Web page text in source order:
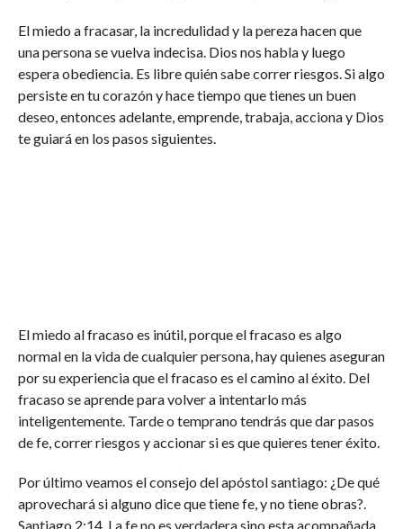
El miedo a fracasar, la incredulidad y la pereza hacen que
una persona se vuelva indecisa. Dios nos habla y luego
espera obediencia. Es libre quién sabe correr riesgos. Si algo
persiste en tu corazón y hace tiempo que tienes un buen
deseo, entonces adelante, emprende, trabaja, acciona y Dios
te guiará en los pasos siguientes.
El miedo al fracaso es inútil, porque el fracaso es algo
normal en la vida de cualquier persona, hay quienes aseguran
por su experiencia que el fracaso es el camino al éxito. Del
fracaso se aprende para volver a intentarlo más
inteligentemente. Tarde o temprano tendrás que dar pasos
de fe, correr riesgos y accionar si es que quieres tener éxito.
Por último veamos el consejo del apóstol santiago: ¿De qué
aprovechará si alguno dice que tiene fe, y no tiene obras?.
Santiago 2:14. La fe no es verdadera sino esta acompañada